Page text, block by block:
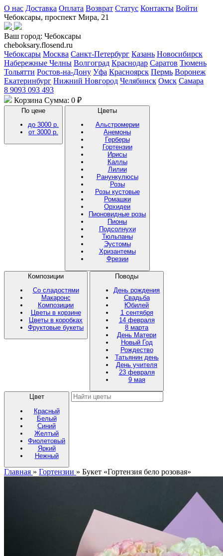
О нас Доставка Оплата Возврат Статус Контакты Войти
Чебоксары, проспект Мира, 21
Ваш город: Чебоксары
cheboksary.flosend.ru
Чебоксары Москва Санкт-Петербург Казань Новосибирск
Набережные Челны Волгоград Краснодар Саратов Тюмень
Тольятти Ростов-на-Дону Уфа Красноярск Пермь Воронеж
Екатеринбург Нижний Новгород Челябинск Омск Самара
8 9093 093 493
Корзина Сумма: 0 ₽
По цене
до 3000 р.
от 3000 р.
Цветы
Альстромерии
Анемоны
Герберы
Гортензии
Ирисы
Каллы
Лилии
Ранункулюсы
Розы
Розы кустовые
Ромашки
Орхидеи
Пионовидные розы
Пионы
Подсолнухи
Тюльпаны
Эустомы
Хризантемы
Фрезии
Композиции
Со сладостями
Макаронс
Композиции
Цветы в корзине
Цветы в коробках
Фруктовые букеты
Поводы
День рождения
Свадьба
Юбилей
1 сентября
14 февраля
8 марта
День Матери
Новый Год
Рождество
Татьянин день
День учителя
23 февраля
9 мая
Цвет
Красный
Белый
Синий
Желтый
Фиолетовый
Яркий
Нежный
Главная » Гортензии » Букет «Гортензия бело розовая»